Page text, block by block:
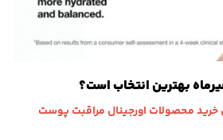
بهترین انتخاب است؟
خرید محصولات اورجینال مراقبت پوست